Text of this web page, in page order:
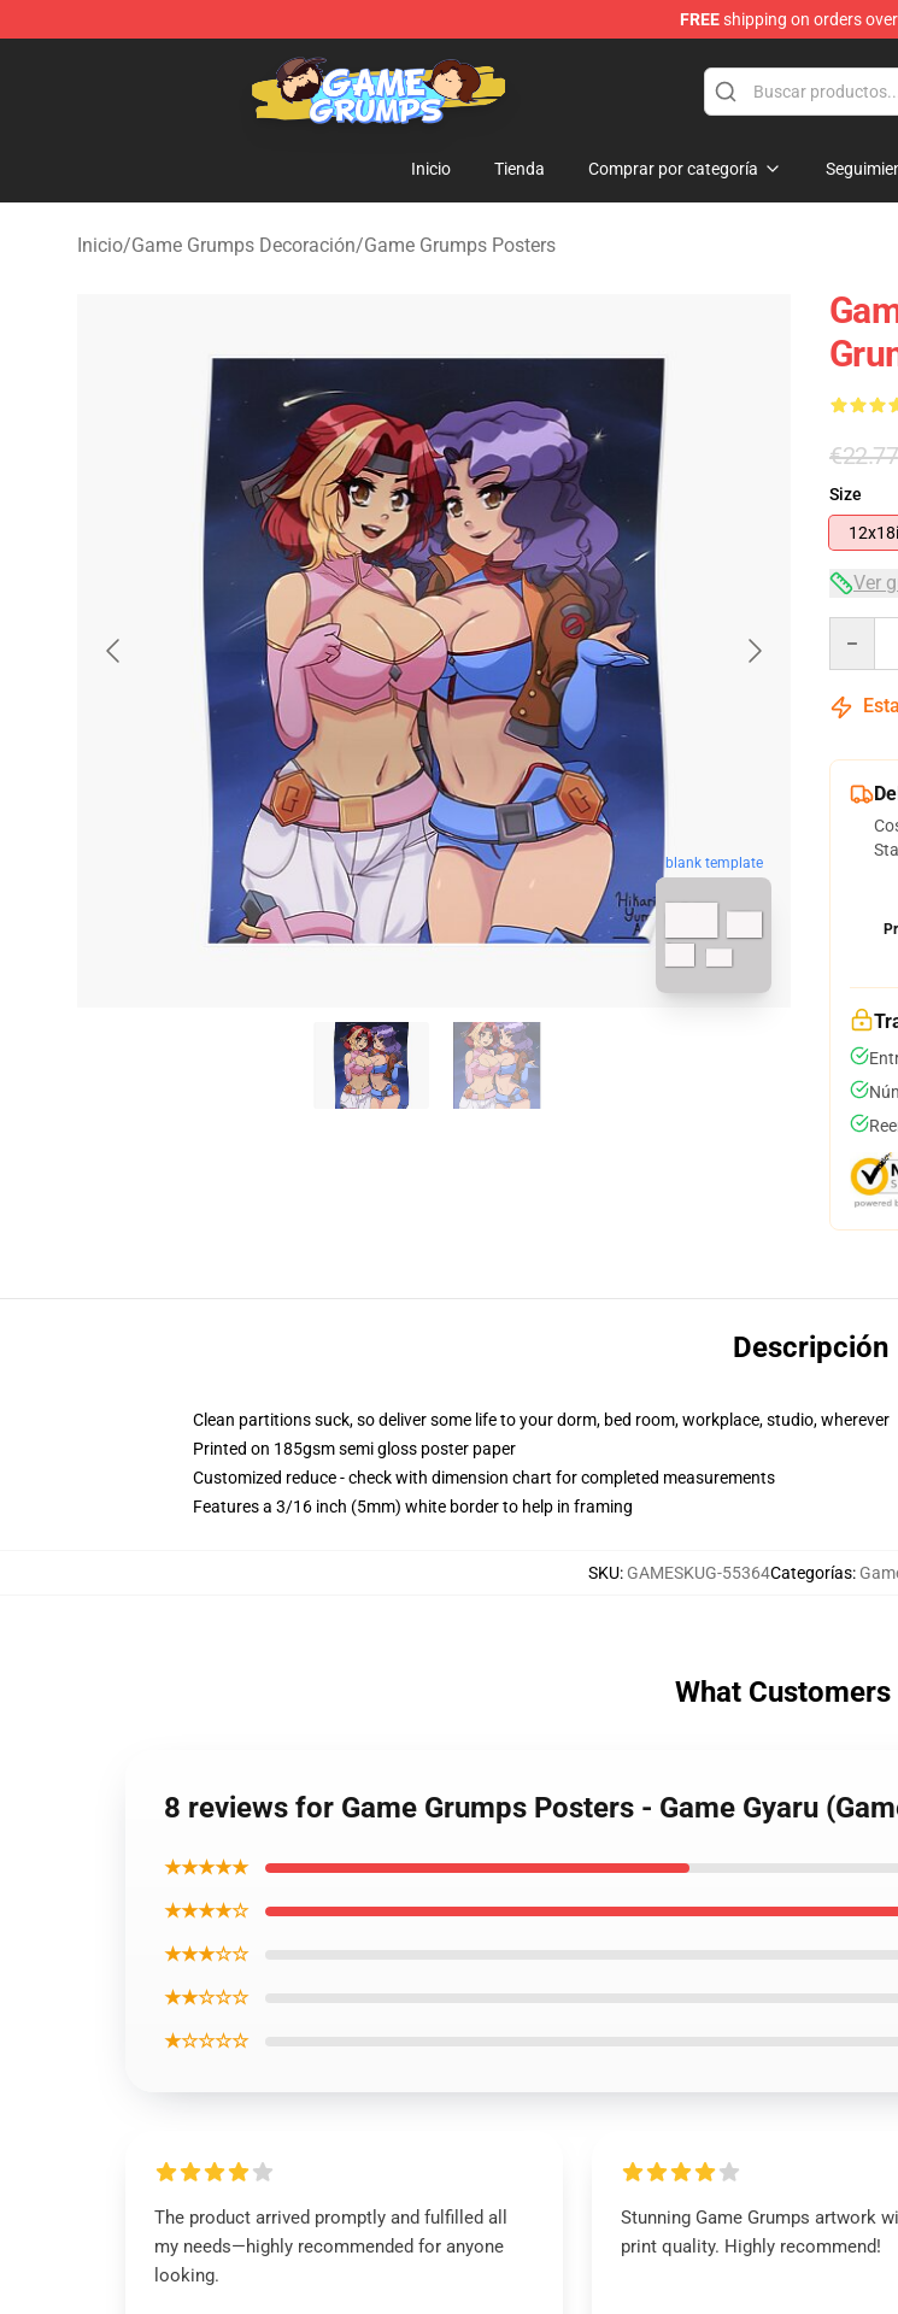
FREEshipping on orders
Game Grumps Shop - Official Game Grumps Merchandise Store
Inicio Tienda Comprar por categoría
Inicio/Game Grumps Decoración/Game Grumps Posters
blank template
€22.77
Size
Ver
Descripción
Clean partitions suck, so deliver some life to your dorm, bed room, workplace, studio, wherever
Printed on 185gsm semi gloss poster paper
Customized reduce - check with dimension chart for completed measurements
Features a 3/16 inch (5mm) white border to help in framing
SKU: GAMESKUG-55364Categorías:
What Customers
8 reviews for Game Grumps Posters - Game Gyaru
★★★★★
★★★★☆
★★★☆☆
★★☆☆☆
★☆☆☆☆
The product arrived promptly and fulfilled all
my needs—highly recommended for anyone
looking.
Stunning Game Grumps artwork
print quality. Highly recommend!